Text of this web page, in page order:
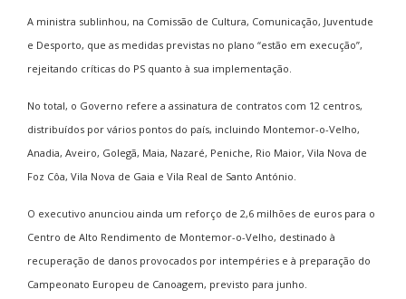
A ministra sublinhou, na Comissão de Cultura, Comunicação, Juventude
e Desporto, que as medidas previstas no plano “estão em execução”,
rejeitando críticas do PS quanto à sua implementação.
No total, o Governo refere a assinatura de contratos com 12 centros,
distribuídos por vários pontos do país, incluindo Montemor-o-Velho,
Anadia, Aveiro, Golegã, Maia, Nazaré, Peniche, Rio Maior, Vila Nova de
Foz Côa, Vila Nova de Gaia e Vila Real de Santo António.
O executivo anunciou ainda um reforço de 2,6 milhões de euros para o
Centro de Alto Rendimento de Montemor-o-Velho, destinado à
recuperação de danos provocados por intempéries e à preparação do
Campeonato Europeu de Canoagem, previsto para junho.